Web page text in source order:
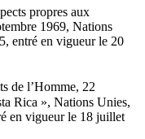
propres aux
1969, Nations
entré en vigueur le 20
de l’Homme, 22
Rica », Nations Unies,
en vigueur le 18 juillet